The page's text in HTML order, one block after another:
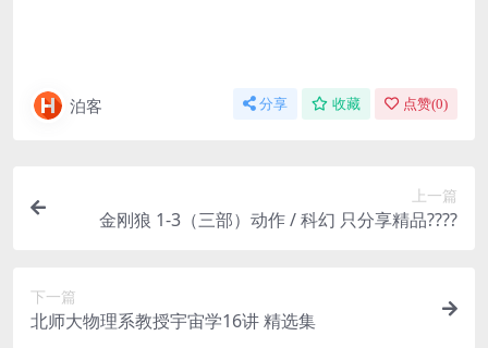
泊客 分享 收藏 点赞(0)
上一篇
金刚狼 1-3（三部）动作 / 科幻 只分享精品????
下一篇
北师大物理系教授宇宙学16讲 精选集